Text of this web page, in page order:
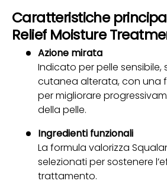
Caratteristiche
Relief Moisture
Azione mirata
Indicato per pelle sensibile,
cutanea alterata, con una
per migliorare
della pelle.
Ingredienti funzionali
La formula valorizza
selezionati per sostenere
trattamento.